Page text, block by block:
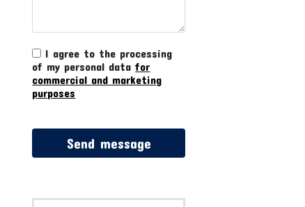
I agree to the processing
of my personal datafor
commercial and marketing
purposes
Send message